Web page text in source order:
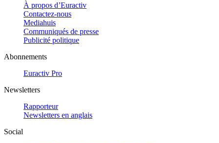
À propos d’Euractiv
Contactez-nous
Mediahuis
Communiqués de presse
Publicité politique
Abonnements
Euractiv Pro
Newsletters
Rapporteur
Newsletters en anglais
Social